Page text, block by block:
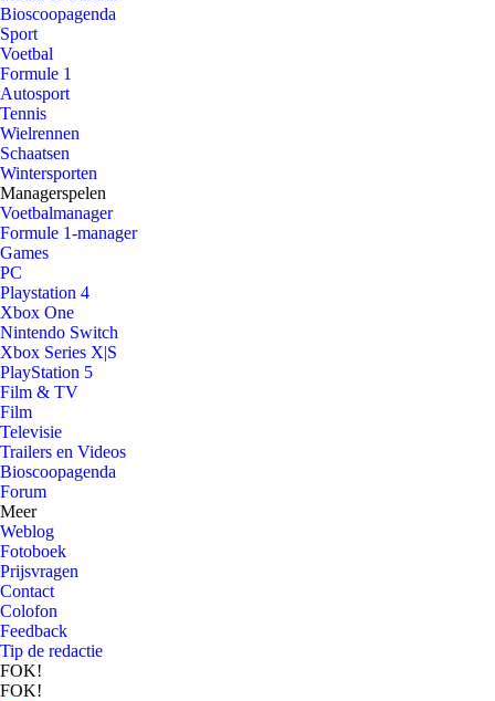
Bioscoopagenda
Sport
Voetbal
Formule 1
Autosport
Tennis
Wielrennen
Schaatsen
Wintersporten
Managerspelen
Voetbalmanager
Formule 1-manager
Games
PC
Playstation 4
Xbox One
Nintendo Switch
Xbox Series X|S
PlayStation 5
Film & TV
Film
Televisie
Trailers en Videos
Bioscoopagenda
Forum
Meer
Weblog
Fotoboek
Prijsvragen
Contact
Colofon
Feedback
Tip de redactie
FOK!
FOK!